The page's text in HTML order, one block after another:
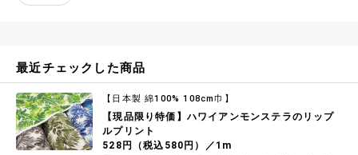
最近チェックした商品
【日本製 綿100% 108cm巾】
【現品限り特価】ハワイアンモンステラのリップ
ルプリント
528円（税込580円）／1m